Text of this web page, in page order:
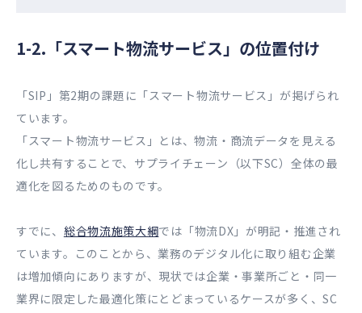
1-2.「スマート物流サービス」の位置付け
「SIP」第2期の課題に「スマート物流サービス」が掲げられ
ています。
「スマート物流サービス」とは、物流・商流データを見える
化し共有することで、サプライチェーン（以下SC）全体の最
適化を図るためのものです。
すでに、 総合物流施策大綱では「物流DX」が明記・推進され
ています。このことから、業務のデジタル化に取り組む企業
は増加傾向にありますが、現状では企業・事業所ごと・同一
業界に限定した最適化策にとどまっているケースが多く、SC